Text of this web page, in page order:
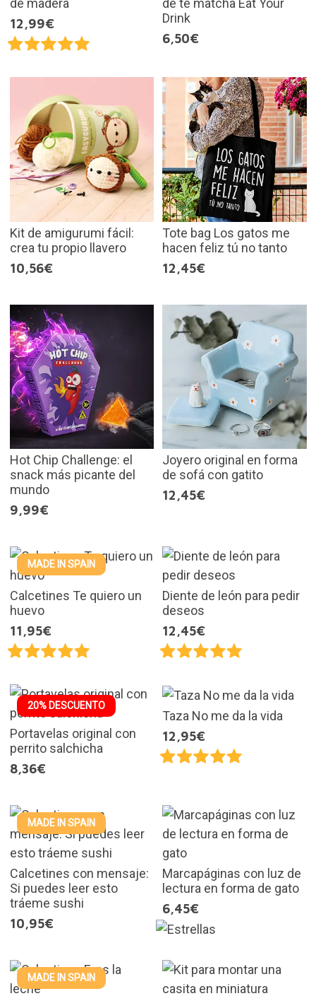
de madera
12,99€
de té matcha Eat Your
Drink
6,50€
Kit de amigurumi fácil:
crea tu propio llavero
10,56€
Tote bag Los gatos me
hacen feliz tú no tanto
12,45€
Hot Chip Challenge: el
snack más picante del
mundo
9,99€
Joyero original en forma
de sofá con gatito
12,45€
MADE IN SPAIN
Calcetines Te quiero un
huevo
11,95€
Diente de león para pedir
deseos
12,45€
20% DESCUENTO
Portavelas original con
perrito salchicha
8,36€
Taza No me da la vida
12,95€
MADE IN SPAIN
Calcetines con mensaje:
Si puedes leer esto
tráeme sushi
10,95€
Marcapáginas con luz de
lectura en forma de gato
6,45€
MADE IN SPAIN